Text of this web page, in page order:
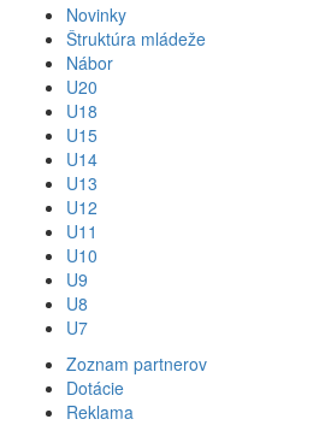
Novinky
Štruktúra mládeže
Nábor
U20
U18
U15
U14
U13
U12
U11
U10
U9
U8
U7
Zoznam partnerov
Dotácie
Reklama